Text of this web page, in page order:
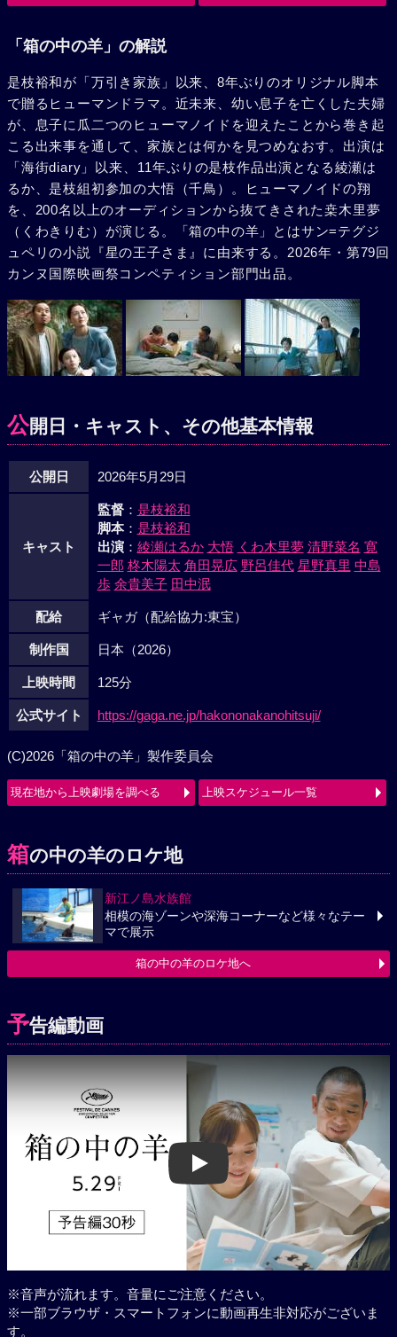
「箱の中の羊」の解説
是枝裕和が「万引き家族」以来、8年ぶりのオリジナル脚本
で贈るヒューマンドラマ。近未来、幼い息子を亡くした夫婦
が、息子に瓜二つのヒューマノイドを迎えたことから巻き起
こる出来事を通して、家族とは何かを見つめなおす。出演は
「海街diary」以来、11年ぶりの是枝作品出演となる綾瀬は
るか、是枝組初参加の大悟（千鳥）。ヒューマノイドの翔
を、200名以上のオーディションから抜てきされた桒木里夢
（くわきりむ）が演じる。「箱の中の羊」とはサン=テグジ
ュペリの小説『星の王子さま』に由来する。2026年・第79回
カンヌ国際映画祭コンペティション部門出品。
公開日・キャスト、その他基本情報
公開日 2026年5月29日
キャスト
監督： 是枝裕和
脚本： 是枝裕和
出演： 綾瀬はるか 大悟 くわ木里夢 清野菜名 寛
一郎 柊木陽太 角田晃広 野呂佳代 星野真里 中島
歩 余貴美子 田中泯
配給 ギャガ（配給協力:東宝）
制作国 日本（2026）
上映時間 125分
公式サイト https://gaga.ne.jp/hakononakanohitsuji/
(C)2026「箱の中の羊」製作委員会
現在地から上映劇場を調べる 上映スケジュール一覧
箱の中の羊のロケ地
新江ノ島水族館
相模の海ゾーンや深海コーナーなど様々なテー
マで展示
箱の中の羊のロケ地へ
予告編動画
Play
※音声が流れます。音量にご注意ください。
※一部ブラウザ・スマートフォンに動画再生非対応がございま
す。